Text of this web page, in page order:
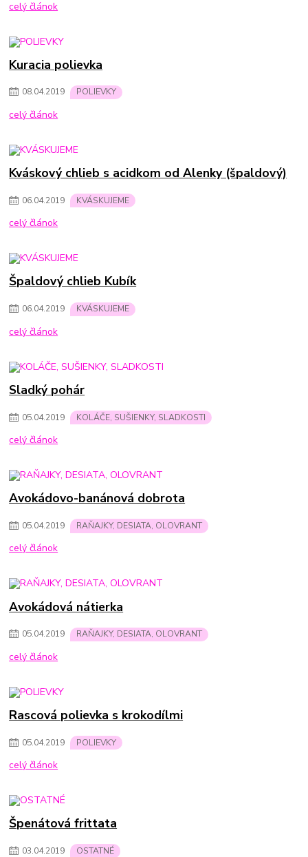
celý článok
Kuracia polievka
08.04.2019 POLIEVKY
celý článok
Kváskový chlieb s acidkom od Alenky (špaldový)
06.04.2019 KVÁSKUJEME
celý článok
Špaldový chlieb Kubík
06.04.2019 KVÁSKUJEME
celý článok
Sladký pohár
05.04.2019 KOLÁČE, SUŠIENKY, SLADKOSTI
celý článok
Avokádovo-banánová dobrota
05.04.2019 RAŇAJKY, DESIATA, OLOVRANT
celý článok
Avokádová nátierka
05.04.2019 RAŇAJKY, DESIATA, OLOVRANT
celý článok
Rascová polievka s krokodílmi
05.04.2019 POLIEVKY
celý článok
Špenátová frittata
03.04.2019 OSTATNÉ